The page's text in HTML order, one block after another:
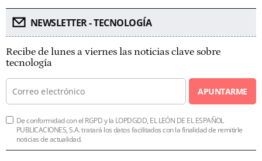
NEWSLETTER - TECNOLOGÍA
Recibe de lunes a viernes las noticias clave sobre
tecnología
APUNTARME
De conformidad con el RGPD y la LOPDGDD, EL LEÓN DE EL ESPAÑOL
PUBLICACIONES, S.A. tratará los datos facilitados con la finalidad de remitirle
noticias de actualidad.